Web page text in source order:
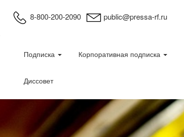
8-800-200-2090 public@pressa-rf.ru
Подписка Корпоративная подписка
Диссовет